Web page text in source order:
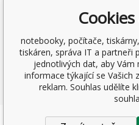
notebooky, počítače,
tiskáren, správa IT a partneři
jednotlivých dat, aby
informace týkající se Vašich
reklam. Souhlas udělíte